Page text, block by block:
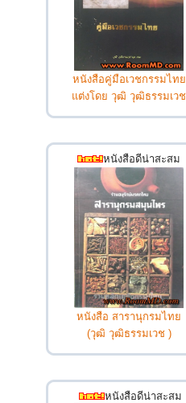
หนังสือคู่มือเวชกรรมไทย
แต่งโดย วุฒิ วุฒิธรรมเวช
หนังสือดีน่าสะสม
หนังสือ สารานุกรมไทย
(วุฒิ วุฒิธรรมเวช )
หนังสือดีน่าสะสม